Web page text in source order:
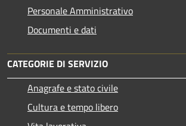
Personale Amministrativo
Documenti e dati
CATEGORIE DI SERVIZIO
Anagrafe e stato civile
Cultura e tempo libero